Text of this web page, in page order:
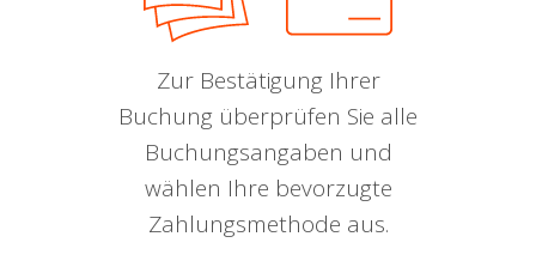
Zur Bestätigung Ihrer
Buchung überprüfen Sie alle
Buchungsangaben und
wählen Ihre bevorzugte
Zahlungsmethode aus.